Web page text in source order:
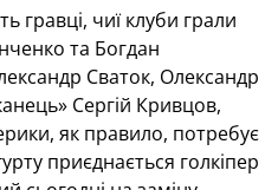
гравці, чиї клуби грали
та Богдан
Сваток, Олександр
Сергій Кривцов,
як правило, потребує
приєднається голкіпер